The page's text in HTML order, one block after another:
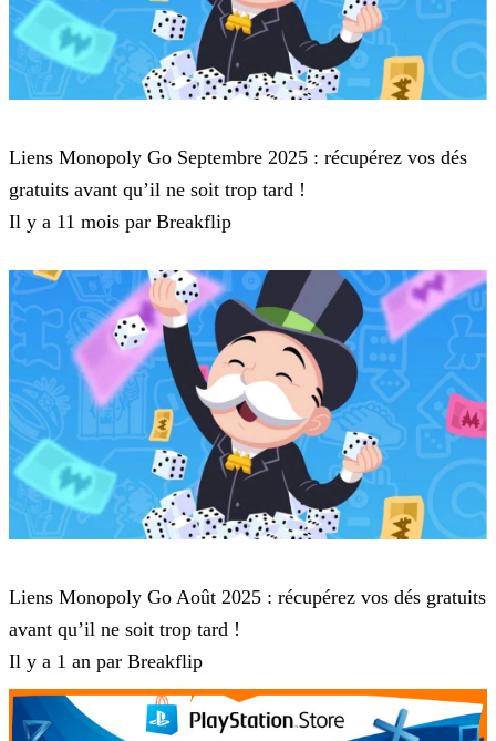
Liens Monopoly Go Septembre 2025 : récupérez vos dés
gratuits avant qu’il ne soit trop tard !
Il y a 11 mois par Breakflip
Liens Monopoly Go Août 2025 : récupérez vos dés gratuits
avant qu’il ne soit trop tard !
Il y a 1 an par Breakflip